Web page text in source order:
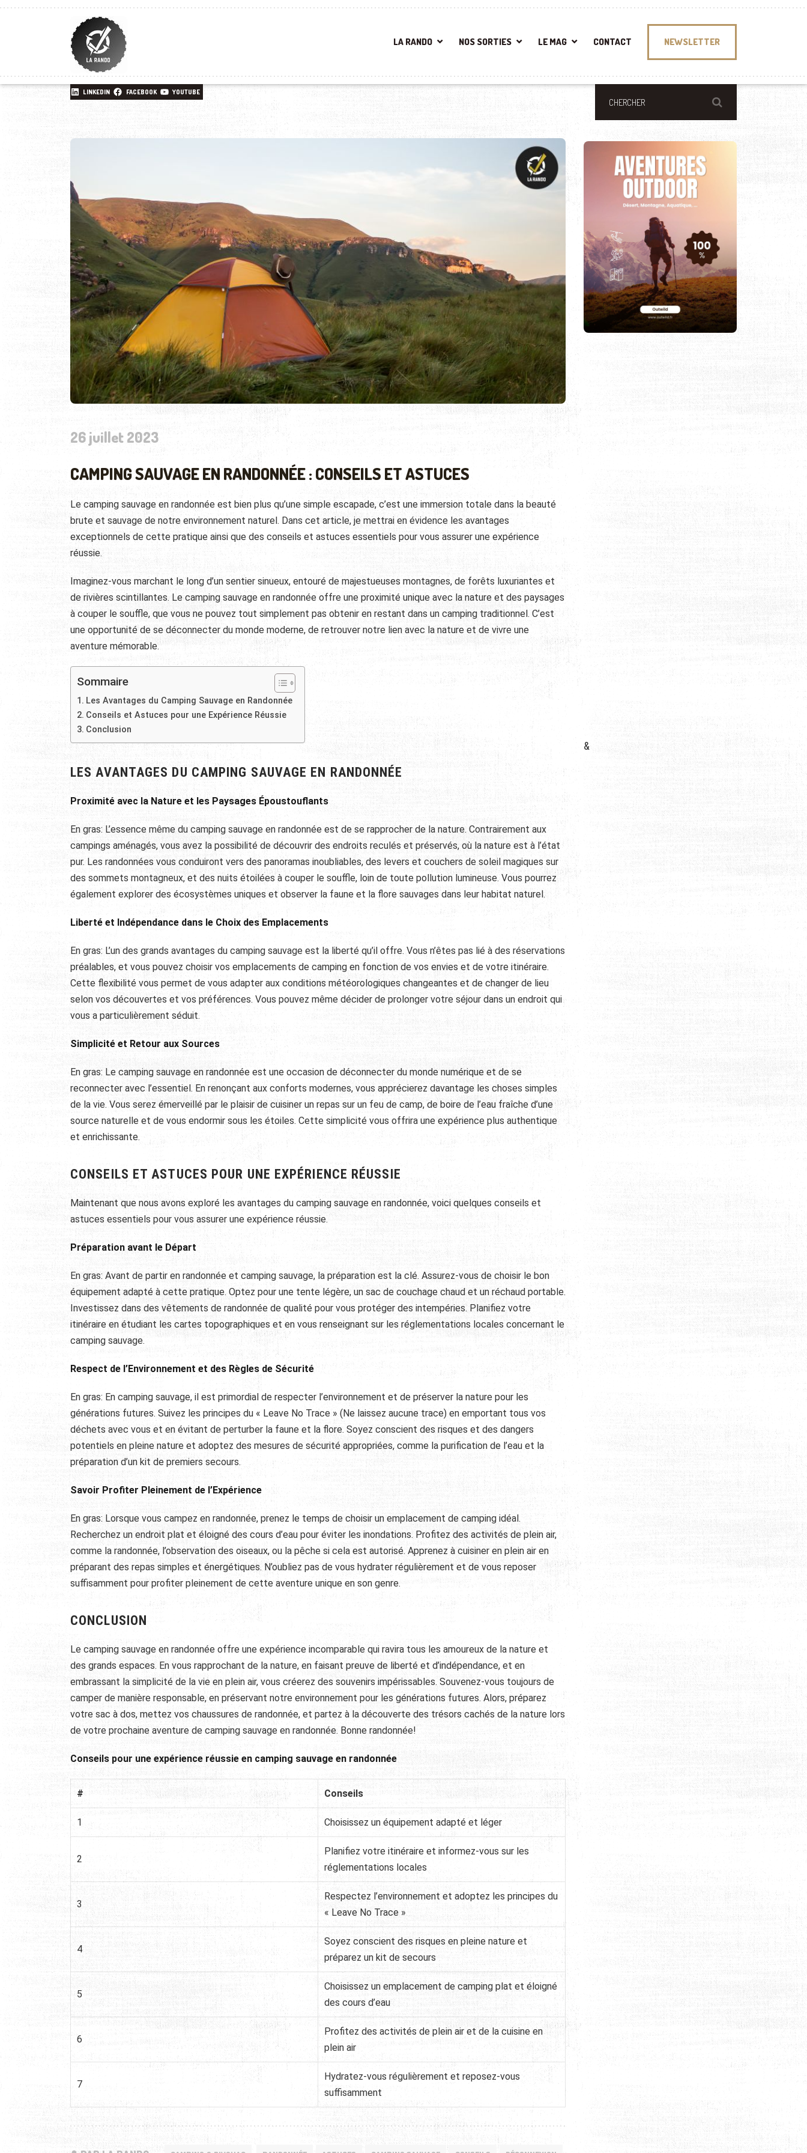
LA RANDO NOS SORTIES LE MAG CONTACT NEWSLETTER
LINKEDIN FACEBOOK YOUTUBE
26 juillet 2023
CAMPING SAUVAGE EN RANDONNÉE : CONSEILS ET ASTUCES
Le camping sauvage en randonnée est bien plus qu’une simple escapade, c’est une immersion totale dans la beauté
brute et sauvage de notre environnement naturel. Dans cet article, je mettrai en évidence les avantages
exceptionnels de cette pratique ainsi que des conseils et astuces essentiels pour vous assurer une expérience
réussie.
Imaginez-vous marchant le long d’un sentier sinueux, entouré de majestueuses montagnes, de forêts luxuriantes et
de rivières scintillantes. Le camping sauvage en randonnée offre une proximité unique avec la nature et des paysages
à couper le souffle, que vous ne pouvez tout simplement pas obtenir en restant dans un camping traditionnel. C’est
une opportunité de se déconnecter du monde moderne, de retrouver notre lien avec la nature et de vivre une
aventure mémorable.
Sommaire
Les Avantages du Camping Sauvage en Randonnée
Conseils et Astuces pour une Expérience Réussie
Conclusion
LES AVANTAGES DU CAMPING SAUVAGE EN RANDONNÉE
Proximité avec la Nature et les Paysages Époustouflants
En gras: L’essence même du camping sauvage en randonnée est de se rapprocher de la nature. Contrairement aux
campings aménagés, vous avez la possibilité de découvrir des endroits reculés et préservés, où la nature est à l’état
pur. Les randonnées vous conduiront vers des panoramas inoubliables, des levers et couchers de soleil magiques sur
des sommets montagneux, et des nuits étoilées à couper le souffle, loin de toute pollution lumineuse. Vous pourrez
également explorer des écosystèmes uniques et observer la faune et la flore sauvages dans leur habitat naturel.
Liberté et Indépendance dans le Choix des Emplacements
En gras: L’un des grands avantages du camping sauvage est la liberté qu’il offre. Vous n’êtes pas lié à des réservations
préalables, et vous pouvez choisir vos emplacements de camping en fonction de vos envies et de votre itinéraire.
Cette flexibilité vous permet de vous adapter aux conditions météorologiques changeantes et de changer de lieu
selon vos découvertes et vos préférences. Vous pouvez même décider de prolonger votre séjour dans un endroit qui
vous a particulièrement séduit.
Simplicité et Retour aux Sources
En gras: Le camping sauvage en randonnée est une occasion de déconnecter du monde numérique et de se
reconnecter avec l’essentiel. En renonçant aux conforts modernes, vous apprécierez davantage les choses simples
de la vie. Vous serez émerveillé par le plaisir de cuisiner un repas sur un feu de camp, de boire de l’eau fraîche d’une
source naturelle et de vous endormir sous les étoiles. Cette simplicité vous offrira une expérience plus authentique
et enrichissante.
CONSEILS ET ASTUCES POUR UNE EXPÉRIENCE RÉUSSIE
Maintenant que nous avons exploré les avantages du camping sauvage en randonnée, voici quelques conseils et
astuces essentiels pour vous assurer une expérience réussie.
Préparation avant le Départ
En gras: Avant de partir en randonnée et camping sauvage, la préparation est la clé. Assurez-vous de choisir le bon
équipement adapté à cette pratique. Optez pour une tente légère, un sac de couchage chaud et un réchaud portable.
Investissez dans des vêtements de randonnée de qualité pour vous protéger des intempéries. Planifiez votre
itinéraire en étudiant les cartes topographiques et en vous renseignant sur les réglementations locales concernant le
camping sauvage.
Respect de l’Environnement et des Règles de Sécurité
En gras: En camping sauvage, il est primordial de respecter l’environnement et de préserver la nature pour les
générations futures. Suivez les principes du « Leave No Trace » (Ne laissez aucune trace) en emportant tous vos
déchets avec vous et en évitant de perturber la faune et la flore. Soyez conscient des risques et des dangers
potentiels en pleine nature et adoptez des mesures de sécurité appropriées, comme la purification de l’eau et la
préparation d’un kit de premiers secours.
Savoir Profiter Pleinement de l’Expérience
En gras: Lorsque vous campez en randonnée, prenez le temps de choisir un emplacement de camping idéal.
Recherchez un endroit plat et éloigné des cours d’eau pour éviter les inondations. Profitez des activités de plein air,
comme la randonnée, l’observation des oiseaux, ou la pêche si cela est autorisé. Apprenez à cuisiner en plein air en
préparant des repas simples et énergétiques. N’oubliez pas de vous hydrater régulièrement et de vous reposer
suffisamment pour profiter pleinement de cette aventure unique en son genre.
CONCLUSION
Le camping sauvage en randonnée offre une expérience incomparable qui ravira tous les amoureux de la nature et
des grands espaces. En vous rapprochant de la nature, en faisant preuve de liberté et d’indépendance, et en
embrassant la simplicité de la vie en plein air, vous créerez des souvenirs impérissables. Souvenez-vous toujours de
camper de manière responsable, en préservant notre environnement pour les générations futures. Alors, préparez
votre sac à dos, mettez vos chaussures de randonnée, et partez à la découverte des trésors cachés de la nature lors
de votre prochaine aventure de camping sauvage en randonnée. Bonne randonnée!
Conseils pour une expérience réussie en camping sauvage en randonnée
# Conseils
1 Choisissez un équipement adapté et léger
2
Planifiez votre itinéraire et informez-vous sur les
réglementations locales
3
Respectez l’environnement et adoptez les principes du
« Leave No Trace »
4
Soyez conscient des risques en pleine nature et
préparez un kit de secours
5
Choisissez un emplacement de camping plat et éloigné
des cours d’eau
6
Profitez des activités de plein air et de la cuisine en
plein air
7
Hydratez-vous régulièrement et reposez-vous
suffisamment
&